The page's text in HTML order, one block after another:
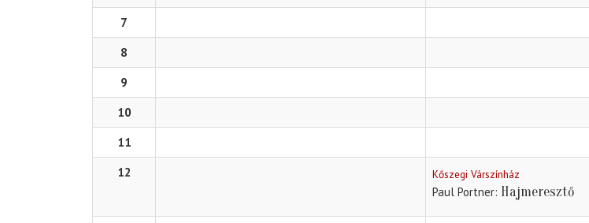
7
8
9
10
11
12
Kőszegi Várszínház
Paul Portner Hajmeresztő